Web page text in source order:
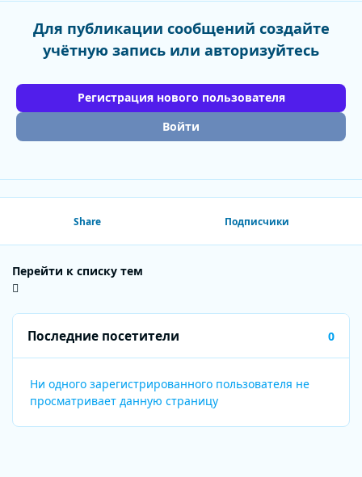
Для публикации сообщений создайте
учётную запись или авторизуйтесь
Регистрация нового пользователя
Войти
Share Подписчики
Перейти к списку тем
Последние посетители 0
Ни одного зарегистрированного пользователя не
просматривает данную страницу